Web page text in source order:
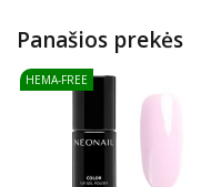
Panašios prekės
HEMA-FREE